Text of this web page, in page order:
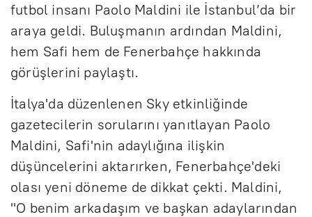
futbol insanı Paolo Maldini ile İstanbul’da bir
araya geldi. Buluşmanın ardından Maldini,
hem Safi hem de Fenerbahçe hakkında
görüşlerini paylaştı.
İtalya'da düzenlenen Sky etkinliğinde
gazetecilerin sorularını yanıtlayan Paolo
Maldini, Safi'nin adaylığına ilişkin
düşüncelerini aktarırken, Fenerbahçe'deki
olası yeni döneme de dikkat çekti. Maldini,
"O benim arkadaşım ve başkan adaylarından